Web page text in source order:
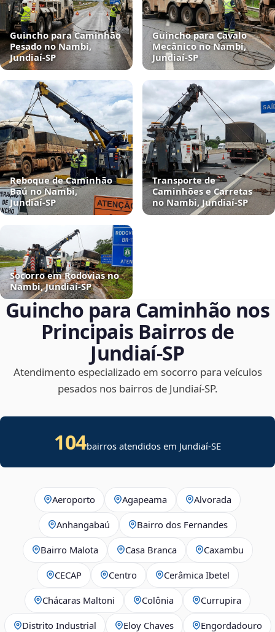
Guincho para Caminhão
Pesado no Nambi,
Jundiaí‑SP
Guincho para Cavalo
Mecânico no Nambi,
Jundiaí‑SP
Reboque de Caminhão
Baú no Nambi,
Jundiaí‑SP
Transporte de
Caminhões e Carretas
no Nambi, Jundiaí‑SP
Socorro em Rodovias no
Nambi, Jundiaí‑SP
Guincho para Caminhão nos
Principais Bairros de
Jundiaí‑SP
Atendimento especializado em socorro para veículos
pesados nos bairros de Jundiaí‑SP.
104bairros atendidos em Jundiaí-SE
Aeroporto Agapeama Alvorada
Anhangabaú Bairro dos Fernandes
Bairro Malota Casa Branca Caxambu
CECAP Centro Cerâmica Ibetel
Chácaras Maltoni Colônia Currupira
Distrito Industrial Eloy Chaves Engordadouro